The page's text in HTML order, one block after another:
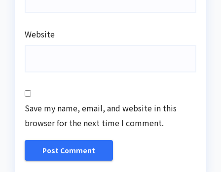
Website
Save my name, email, and website in this
browser for the next time I comment.